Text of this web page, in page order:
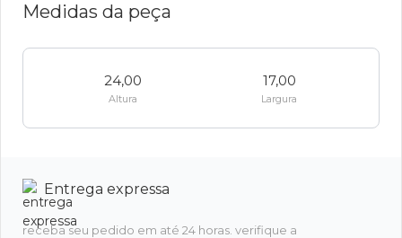
Medidas da peça
24,00
Altura
17,00
Largura
Entrega expressa
receba seu pedido em até 24 horas. verifique a